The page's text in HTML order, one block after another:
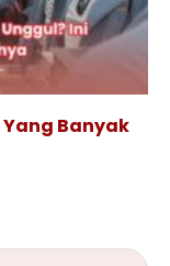
Banyak